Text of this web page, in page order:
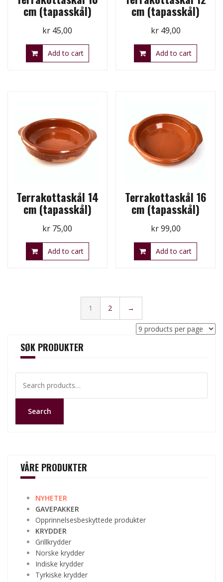
cm (tapasskål)
kr 45,00
Add to cart
cm (tapasskål)
kr49,00
Add to cart
Terrakottaskål 14
cm (tapasskål)
kr 75,00
Add to cart
Terrakottaskål 16
cm (tapasskål)
kr99,00
Add to cart
1 2 →
SØK PRODUKTER
for:
Search
VÅRE PRODUKTER
NYHETER
GAVEPAKKER
Opprinnelsesbeskyttede produkter
KRYDDER
Grillkrydder
Norske krydder
Indiske krydder
Tyrkiske krydder